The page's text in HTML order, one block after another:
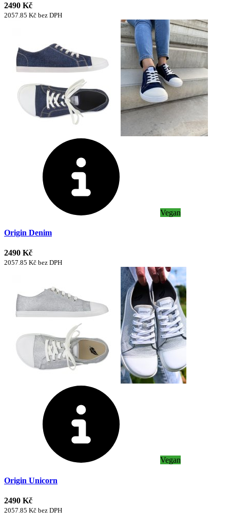
2490 Kč
2057.85 Kč bez DPH
Vegan
Origin Denim
2490 Kč
2057.85 Kč bez DPH
Vegan
Origin Unicorn
2490 Kč
2057.85 Kč bez DPH